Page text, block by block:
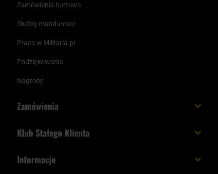
Zamówienia hurtowe
Służby mundurowe
Praca w Militaria.pl
Podziękowania
Nagrody
Zamówienia
Paczka w weekend
Klub Stałego Klienta
Informacje